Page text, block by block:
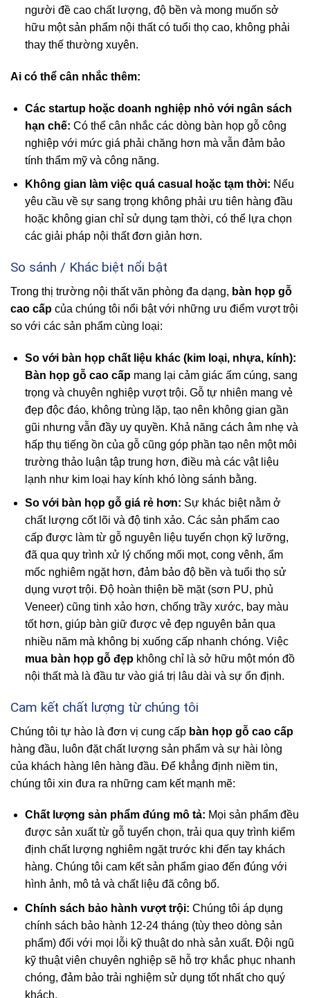
người đề cao chất lượng, độ bền và mong muốn sở
hữu một sản phẩm nội thất có tuổi thọ cao, không phải
thay thế thường xuyên.
Ai có thể cân nhắc thêm:
Các startup hoặc doanh nghiệp nhỏ với ngân sách
hạn chế: Có thể cân nhắc các dòng bàn họp gỗ công
nghiệp với mức giá phải chăng hơn mà vẫn đảm bảo
tính thẩm mỹ và công năng.
Không gian làm việc quá casual hoặc tạm thời: Nếu
yêu cầu về sự sang trọng không phải ưu tiên hàng đầu
hoặc không gian chỉ sử dụng tạm thời, có thể lựa chọn
các giải pháp nội thất đơn giản hơn.
So sánh / Khác biệt nổi bật
Trong thị trường nội thất văn phòng đa dạng, bàn họp gỗ
cao cấp của chúng tôi nổi bật với những ưu điểm vượt trội
so với các sản phẩm cùng loại:
So với bàn họp chất liệu khác (kim loại, nhựa, kính):
Bàn họp gỗ cao cấpmang lại cảm giác ấm cúng, sang
trọng và chuyên nghiệp vượt trội. Gỗ tự nhiên mang vẻ
đẹp độc đáo, không trùng lặp, tạo nên không gian gần
gũi nhưng vẫn đầy uy quyền. Khả năng cách âm nhẹ và
hấp thụ tiếng ồn của gỗ cũng góp phần tạo nên một môi
trường thảo luận tập trung hơn, điều mà các vật liệu
lạnh như kim loại hay kính khó lòng sánh bằng.
So với bàn họp gỗ giá rẻ hơn: Sự khác biệt nằm ở
chất lượng cốt lõi và độ tinh xảo. Các sản phẩm cao
cấp được làm từ gỗ nguyên liệu tuyển chọn kỹ lưỡng,
đã qua quy trình xử lý chống mối mọt, cong vênh, ẩm
mốc nghiêm ngặt hơn, đảm bảo độ bền và tuổi thọ sử
dụng vượt trội. Độ hoàn thiện bề mặt (sơn PU, phủ
Veneer) cũng tinh xảo hơn, chống trầy xước, bay màu
tốt hơn, giúp bàn giữ được vẻ đẹp nguyên bản qua
nhiều năm mà không bị xuống cấp nhanh chóng. Việc
mua bàn họp gỗ đẹpkhông chỉ là sở hữu một món đồ
nội thất mà là đầu tư vào giá trị lâu dài và sự ổn định.
Cam kết chất lượng từ chúng tôi
Chúng tôi tự hào là đơn vị cung cấp bàn họp gỗ cao cấp
hàng đầu, luôn đặt chất lượng sản phẩm và sự hài lòng
của khách hàng lên hàng đầu. Để khẳng định niềm tin,
chúng tôi xin đưa ra những cam kết mạnh mẽ:
Chất lượng sản phẩm đúng mô tả: Mọi sản phẩm đều
được sản xuất từ gỗ tuyển chọn, trải qua quy trình kiểm
định chất lượng nghiêm ngặt trước khi đến tay khách
hàng. Chúng tôi cam kết sản phẩm giao đến đúng với
hình ảnh, mô tả và chất liệu đã công bố.
Chính sách bảo hành vượt trội: Chúng tôi áp dụng
chính sách bảo hành 12-24 tháng (tùy theo dòng sản
phẩm) đối với mọi lỗi kỹ thuật do nhà sản xuất. Đội ngũ
kỹ thuật viên chuyên nghiệp sẽ hỗ trợ khắc phục nhanh
chóng, đảm bảo trải nghiệm sử dụng tốt nhất cho quý
khách.